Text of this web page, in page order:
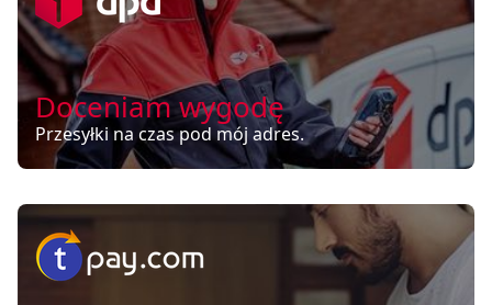
Doceniam wygodę
Przesyłki na czas pod mój adres.